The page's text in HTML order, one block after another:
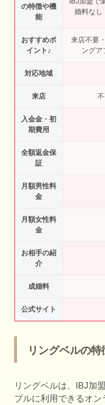
の特徴や機
能
婚料なし
おすすめポ
イント♪
来店不要
ングア
対応地域
来店
入会金・初
期費用
全額返金保
証
月額男性料
金
月額女性料
金
お相手の紹
介
成婚料
公式サイト
リングベルの特
リングベルは、IBJ加
ブルに利用できるオ